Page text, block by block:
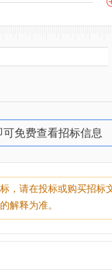
可免费查看招标信息
，请在投标或购买招
解释为准。